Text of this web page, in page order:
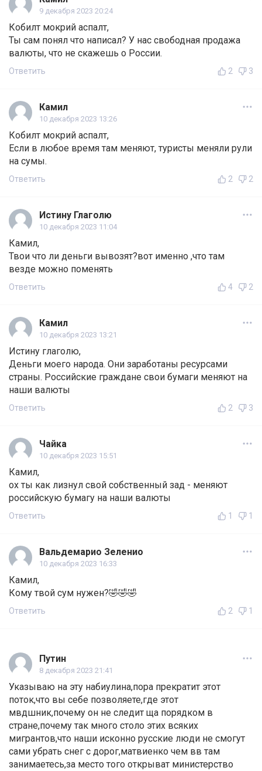
9 декабря 2023 20:24
Кобилт мокрий аспалт,
Ты сам понял что написал? У нас свободная продажа
валюты, что не скажешь о России.
Ответить 2 3
Камил
10 декабря 2023 13:26
Кобилт мокрий аспалт,
Если в любое время там меняют, туристы меняли рули
на сумы.
Ответить 2 2
Истину Глаголю
10 декабря 2023 11:04
Камил,
Твои что ли деньги вывозят?вот именно ,что там
везде можно поменять
Ответить 4 2
Камил
10 декабря 2023 13:21
Истину глаголю,
Деньги моего народа. Они заработаны ресурсами
страны. Российские граждане свои бумаги меняют на
наши валюты
Ответить 2 3
Чайка
10 декабря 2023 15:51
Камил,
ох ты как лизнул свой собственный зад - меняют
российскую бумагу на наши валюты
Ответить 1 1
Вальдемарио Зеленио
10 декабря 2023 16:33
Камил,
Кому твой сум нужен?🤣🤣🤣
Ответить 2 1
Путин
8 декабря 2023 21:41
Указываю на эту набиулина,пора прекратит этот
поток,что вы себе позволяете,где этот
мвдшник,почему он не следит ща порядком в
стране,почему так много столо этих всяких
мигрантов,что наши исконно русские люди не смогут
сами убрать снег с дорог,матвиенко чем вв там
занимаетесь,за место того открыват министерство